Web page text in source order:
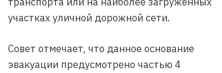
участках уличной дорожной сети.
Совет отмечает, что данное основание
эвакуации предусмотрено частью 4